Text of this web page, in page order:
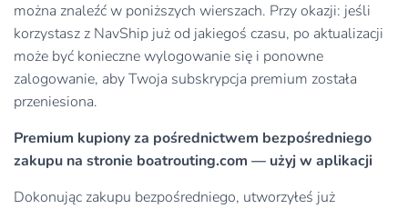
można znaleźć w poniższych wierszach. Przy okazji: jeśli
korzystasz z NavShip już od jakiegoś czasu, po aktualizacji
może być konieczne wylogowanie się i ponowne
zalogowanie, aby Twoja subskrypcja premium została
przeniesiona.
Premium kupiony za pośrednictwem bezpośredniego
zakupu na stronie boatrouting.com — użyj w aplikacji
Dokonując zakupu bezpośredniego, utworzyłeś już